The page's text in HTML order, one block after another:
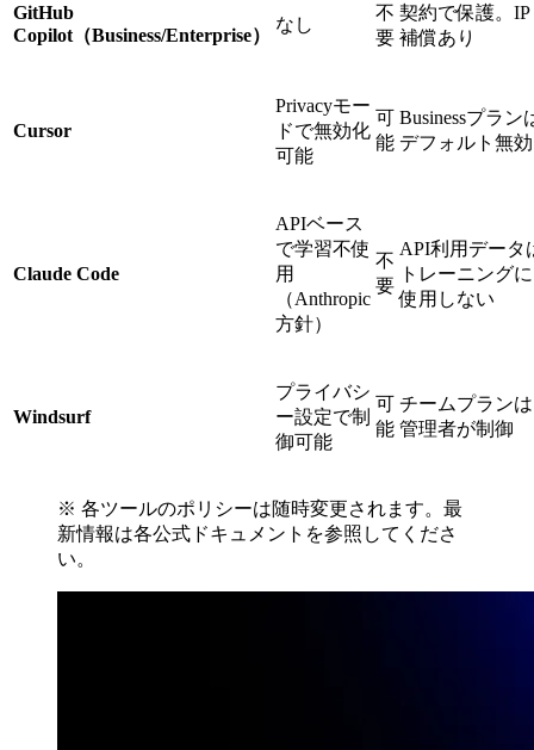
GitHub
Copilot（Business/Enterprise）
なし
不
要
契約で保護。IP
補償あり
Cursor
Privacyモー
ドで無効化
可能
可
能
Businessプラン
デフォルト無効
Claude Code
APIベース
で学習不使
用
（Anthropic
方針）
不
要
API利用データ
トレーニングに
使用しない
Windsurf
プライバシ
ー設定で制
御可能
可
能
チームプランは
管理者が制御
※ 各ツールのポリシーは随時変更されます。最
新情報は各公式ドキュメントを参照してくださ
い。